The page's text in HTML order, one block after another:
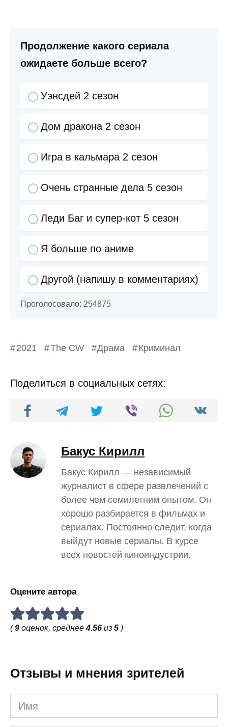
Продолжение какого сериала
ожидаете больше всего?
Уэнсдей 2 сезон
Дом дракона 2 сезон
Игра в кальмара 2 сезон
Очень странные дела 5 сезон
Леди Баг и супер-кот 5 сезон
Я больше по аниме
Другой (напишу в комментариях)
Проголосовало: 254875
2021 The CW Драма Криминал
Поделиться в социальных сетях:
Бакус Кирилл
Бакус Кирилл — независимый
журналист в сфере развлечений с
более чем семилетним опытом. Он
хорошо разбирается в фильмах и
сериалах. Постоянно следит, когда
выйдут новые сериалы. В курсе
всех новостей киноиндустрии.
Оцените автора
(9 оценок, среднее4.56 из 5 )
Отзывы и мнения зрителей
Имя